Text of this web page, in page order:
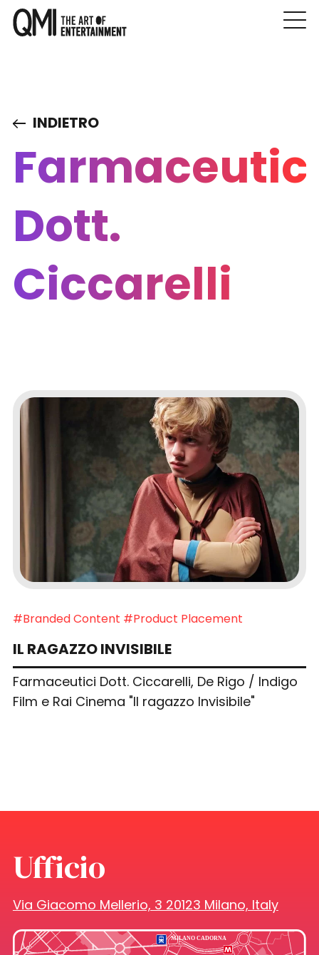
INDIETRO
Dott.
Ciccarelli
#Branded Content #Product Placement
IL RAGAZZO INVISIBILE
Farmaceutici Dott. Ciccarelli, De Rigo / Indigo
Film e Rai Cinema "Il ragazzo Invisibile"
Ufficio
Via Giacomo Mellerio, 3 20123 Milano, Italy